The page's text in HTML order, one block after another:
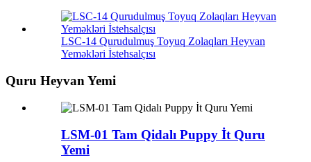
LSC-14 Qurudulmuş Toyuq Zolaqları Heyvan
Yeməkləri İstehsalçısı
Quru Heyvan Yemi
LSM-01 Tam Qidalı Puppy İt Quru
Yemi